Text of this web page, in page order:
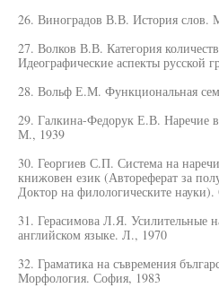
26. Виноградов В.В. История слов.
27. Волков В.В. Категория
Идеографические аспекты
28. Вольф Е.М. Функциональная
29. Галкина-Федорук Е.В. Наречие
М., 1939
30. Георгиев С.П. Система на
книжовен език (Автореферат за
Доктор на филологическите
31. Герасимова Л.Я. Усилительные
английском языке. Л., 1970
32. Граматика на съвремения
Морфология. София, 1983